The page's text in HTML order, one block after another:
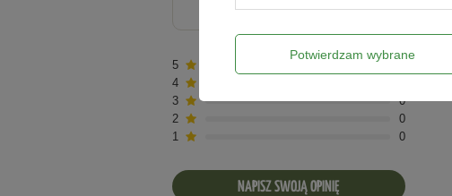
5
4
3
0
2
0
1
0
NAPISZ SWOJĄ OPINIĘ
Potwierdzam wybrane